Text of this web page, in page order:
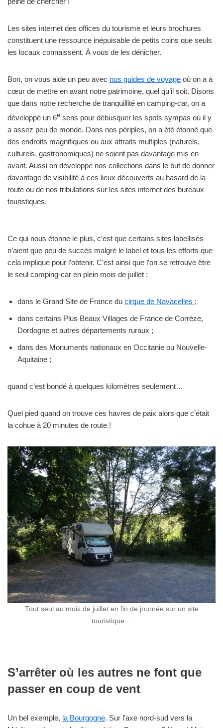
Les sites internet des offices du tourisme et leurs brochures
constituent une ressource inépuisable de petits coins que seuls
les locaux connaissent. À vous de les dénicher.
Bon, on vous aide un peu avec nos guides de voyage où on a à
cœur de mettre en avant notre patrimoine, quel qu’il soit. Disons
que dans notre recherche de tranquillité en camping-car, on a
développé un 6e sens pour débusquer les spots sympas où il y
a assez peu de monde. Dans nos périples, on a été étonné que
des endroits magnifiques ou aux attraits multiples (naturels,
culturels, gastronomiques) ne soient pas davantage mis en
avant. Aussi on développe nos collections dans le but de donner
davantage de visibilité à ces lieux découverts au hasard de la
route ou de nos tribulations sur les sites internet des bureaux
touristiques.
Ce qui nous étonne le plus, c’est que certains sites labellisés
n’aient que peu de succès malgré le label et tous les efforts que
cela implique pour l’obtenir. C’est ainsi que l’on se retrouve être
le seul camping-car en plein mois de juillet :
dans le Grand Site de France du cirque de Navacelles ;
dans certains Plus Beaux Villages de France de Corrèze,
Dordogne et autres départements ruraux ;
dans des Monuments nationaux en Occitanie ou Nouvelle-
Aquitaine ;
quand c’est bondé à quelques kilomètres seulement…
Quel pied quand on trouve ces havres de paix alors que c’était
la cohue à 20 minutes de route !
Tout seul au mois de juillet en fin de journée sur un site
touristique…
S’arrêter où les autres ne font que
passer en coup de vent
Un bel exemple, la Bourgogne. Sur l’axe nord-sud vers la